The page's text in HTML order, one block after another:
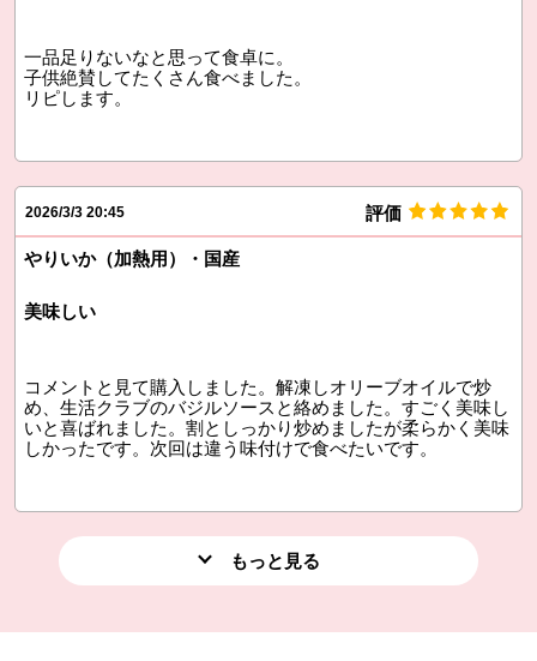
一品足りないなと思って食卓に。
子供絶賛してたくさん食べました。
リピします。
2026/3/3 20:45 評価
やりいか（加熱用）・国産
美味しい
コメントと見て購入しました。解凍しオリーブオイルで炒
め、生活クラブのバジルソースと絡めました。すごく美味し
いと喜ばれました。割としっかり炒めましたが柔らかく美味
しかったです。次回は違う味付けで食べたいです。
もっと見る